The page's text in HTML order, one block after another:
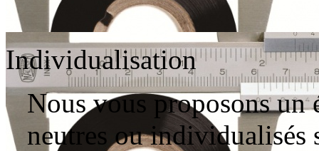
Individualisation
Nous vous proposons un
neutres ou individualisés